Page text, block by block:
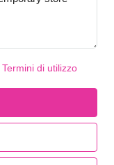
Termini di utilizzo